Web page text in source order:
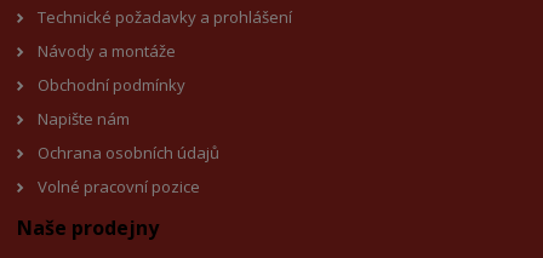
Technické požadavky a prohlášení
Návody a montáže
Obchodní podmínky
Napište nám
Ochrana osobních údajů
Volné pracovní pozice
Naše prodejny